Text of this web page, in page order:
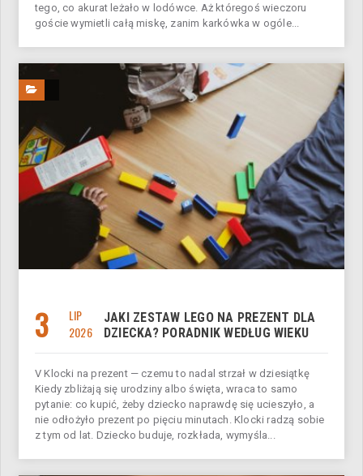
tego, co akurat leżało w lodówce. Aż któregoś wieczoru
goście wymietli całą miskę, zanim karkówka w ogóle...
3
LIP
2026
JAKI ZESTAW LEGO NA PREZENT DLA
DZIECKA? PORADNIK WEDŁUG WIEKU
V Klocki na prezent — czemu to nadal strzał w dziesiątkę
Kiedy zbliżają się urodziny albo święta, wraca to samo
pytanie: co kupić, żeby dziecko naprawdę się ucieszyło, a
nie odłożyło prezent po pięciu minutach. Klocki radzą sobie
z tym od lat. Dziecko buduje, rozkłada, wymyśla...